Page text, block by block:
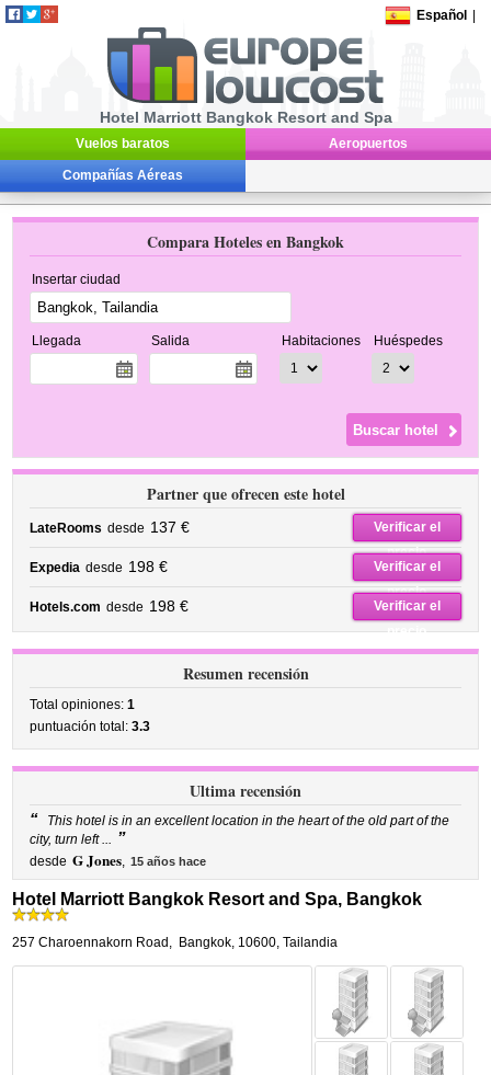
Español
Hotel Marriott Bangkok Resort and Spa
Vuelos baratos Aeropuertos
Compañías Aéreas
Compara Hoteles en Bangkok
Insertar ciudad
Llegada Salida Habitaciones Huéspedes
Partner que ofrecen este hotel
LateRooms desde 137 €
Verificar el
precio
Expedia desde 198 €
Verificar el
precio
Hotels.com desde 198 €
Verificar el
precio
Resumen recensión
Total opiniones:1
puntuación total:3.3
Ultima recensión
“
This hotel is in an excellent location in the heart of the old part of the
city, turn left ... ”
desde G Jones, 15 años hace
Hotel Marriott Bangkok Resort and Spa, Bangkok
257 Charoennakorn Road , Bangkok, 10600, Tailandia